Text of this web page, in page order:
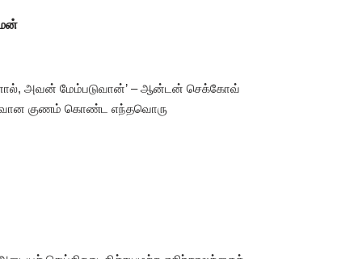
அவன் மேம்படுவான்’ – ஆன்டன் செக்கோவ்
குணம் கொண்ட எந்தவொரு